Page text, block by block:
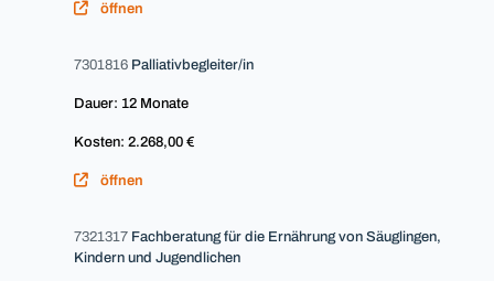
öffnen
7301816 Palliativbegleiter/in
Dauer: 12 Monate
Kosten: 2.268,00 €
öffnen
7321317 Fachberatung für die Ernährung von Säuglingen,
Kindern und Jugendlichen